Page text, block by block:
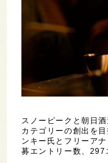
スノーピークと朝日
カテゴリーの創出を
ンキー氏とフリーア
募エントリー数、297